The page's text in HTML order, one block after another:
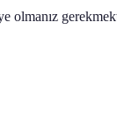
olmanız